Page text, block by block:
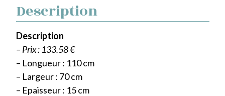
Description
Description
– Prix : 133.58 €
– Longueur : 110 cm
– Largeur : 70 cm
– Epaisseur : 15 cm